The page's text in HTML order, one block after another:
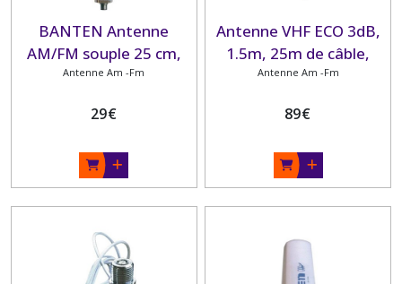
BANTEN Antenne
AM/FM souple 25 cm,
plat pont Blanche
Antenne Am -Fm
29€
Antenne VHF ECO 3dB,
1.5m, 25m de câble,
équerre métal BANTEN
Antenne Am -Fm
89€